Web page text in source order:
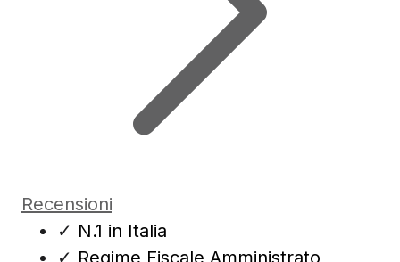
Recensioni
✓ N.1 in Italia
✓ Regime Fiscale Amministrato